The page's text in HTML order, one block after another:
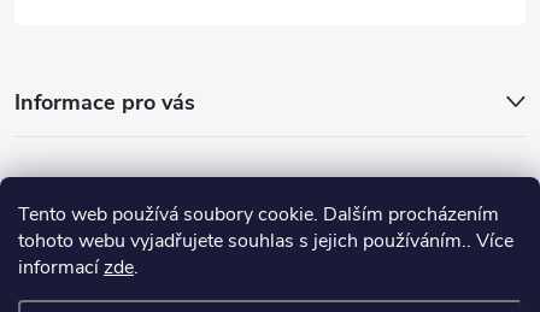
Tento web používá soubory cookie. Dalším procházením
tohoto webu vyjadřujete souhlas s jejich používáním.. Více
informacízde.
Informace pro vás
Nejhledanější
Důležité odkazy